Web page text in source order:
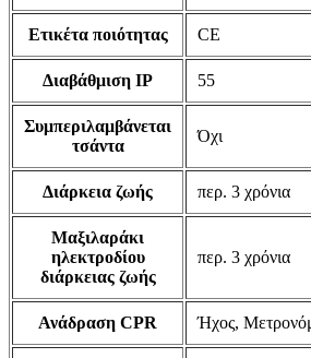
Ετικέτα ποιότητας CE
Διαβάθμιση IP 55
Συμπεριλαμβάνεται
τσάντα
Όχι
Διάρκεια ζωής περ. 3 χρόνια
Μαξιλαράκι
ηλεκτροδίου
διάρκειας ζωής
περ. 3 χρόνια
Ανάδραση CPR Ήχος,